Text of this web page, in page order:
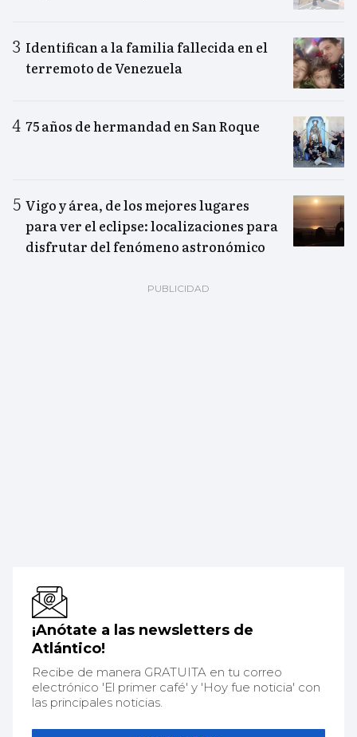
Identifican a la familia fallecida en el
terremoto de Venezuela
75 años de hermandad en San Roque
Vigo y área, de los mejores lugares
para ver el eclipse: localizaciones para
disfrutar del fenómeno astronómico
¡Anótate a las newsletters de
Atlántico!
Recibe de manera GRATUITA en tu correo
electrónico 'El primer café' y 'Hoy fue noticia' con
las principales noticias.